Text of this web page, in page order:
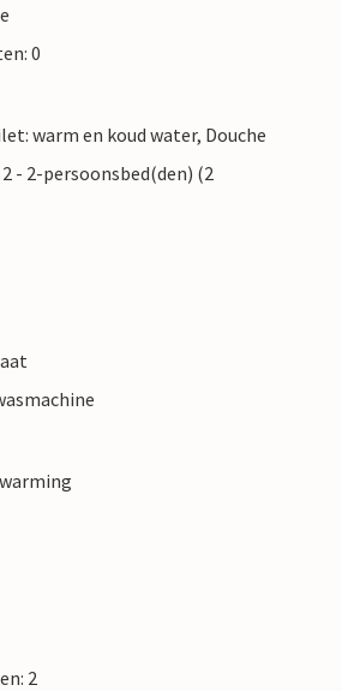
0
warm en koud water, Douche
- 2-persoonsbed(den) (2
2